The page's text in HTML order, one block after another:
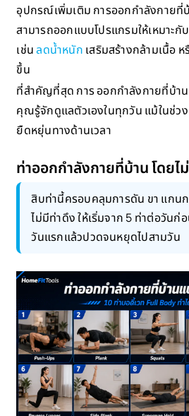
อุปกรณ์เพิ่มเติม การออกกำลังกาย
สามารถออกแบบโปรแกรมให้เหมาะกั
เช่นลดน้ำหนัก เสริมสร้างกล้ามเนื้อ
ขึ้น
ที่สำคัญที่สุด การ ออกกำลังกายที่บ้าน
คุณรู้จักดูแลตัวเองในทุกวัน แม้ในช่ว
ยืดหยุ่นทางด้านเวลา
ท่าออกกำลังกายที่บ้าน โดย
สิบท่านี้ครอบคลุมการดัน ขา แกนก
ไม่มีท่าดึง ให้เริ่มจาก 5 ท่าต่อวันก่
วันแรกแล้วปวดจนหยุดไปสามวัน